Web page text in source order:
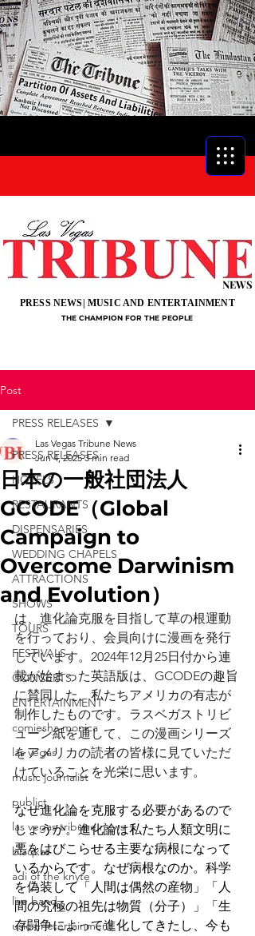
NEWS
THE CHAMPION FOR THE PEOPLE
PRESS NEWS| MUSIC AND ENTERTAINMENT
Post
PRESS RELEASES
HOTELS
RESTAURANTS
DISPENSARIES
WEDDING CHAPELS
ATTRACTIONS
SHOWS
TOURS
FESTIVALS
CONCERTS
ENTERTAINMENT
comiesha monica
las vegas
music journalist
publict
las vegas tribune news
blaqkat
adi of the knyte
live band
usic enetertainment
PRESS RELEASES
日本の一般社団法人
GCODE（Global
Campaign to
Overcome Darwinism
and Evolution）
Las Vegas Tribune News
Jun 4, 2025 3 min read
は、進化論克服を目指して草の根運動
を行っており、会員向けに漫画を発行
しています。2024年12月25日付から連
載が始まった英語版は、GCODEの趣旨
に賛同した、私たちアメリカの有志が
制作したものです。ラスベガストリビ
ューン紙を通して、この漫画シリーズ
をアメリカの読者の皆様に見ていただ
けていることを光栄に思います。
なぜ進化論を克服する必要があるので
しょうか。進化論は私たち人類文明に
悪をはびこらせる主要な病根になって
いるからです。なぜ病根なのか。科学
を偽装して「人間は偶然の産物」「人
間の究極の祖先は物質（分子）」「生
存闘争によって進化してきたし、今も